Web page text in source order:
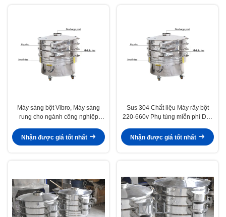
Máy sàng bột Vibro, Máy sàng
rung cho ngành công nghiệp
Nhận được giá tốt nhất
Sus 304 Chất liệu Máy rây bột
220-660v Phụ tùng miễn phí Dây
Nhận được giá tốt nhất